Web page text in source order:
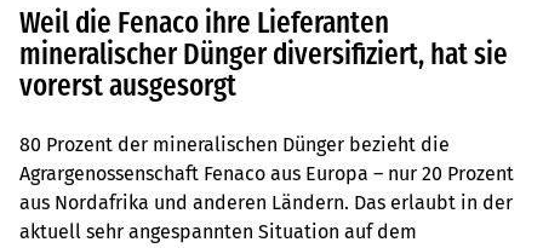
Weil die Fenaco ihre Lieferanten
mineralischer Dünger diversifiziert, hat sie
vorerst ausgesorgt
80 Prozent der mineralischen Dünger bezieht die
Agrargenossenschaft Fenaco aus Europa – nur 20 Prozent
aus Nordafrika und anderen Ländern. Das erlaubt in der
aktuell sehr angespannten Situation auf dem